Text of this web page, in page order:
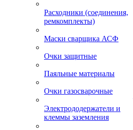
Расходники (соединения,
ремкомплекты)
Маски сварщика АСФ
Очки защитные
Паяльные материалы
Очки газосварочные
Электрододержатели и
клеммы заземления